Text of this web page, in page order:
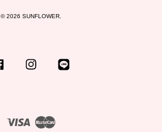
© 2026 SUNFLOWER.
Facebook Instagram
Visa